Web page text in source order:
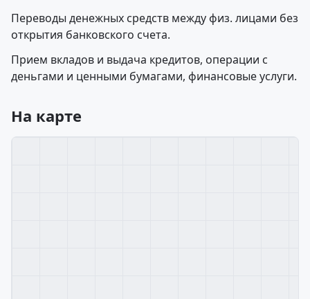
Переводы денежных средств между физ. лицами без
открытия банковского счета.
Прием вкладов и выдача кредитов, операции с
деньгами и ценными бумагами, финансовые услуги.
На карте